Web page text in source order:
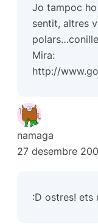
Jo tampoc
sentit, altres
Mira:
http://
namaga
27 desembre
:D ostres! ets